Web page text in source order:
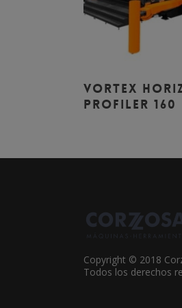
Leer
VORTEX
PROFILER 160
Copyright © 2018
Todos los derechos